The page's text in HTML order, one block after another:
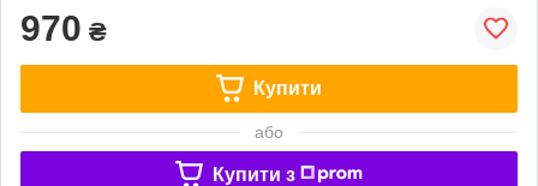
970 ₴
Купити
або
Купити з